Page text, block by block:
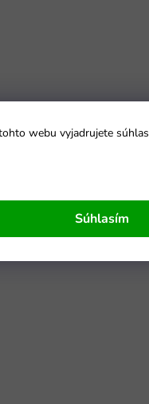
webu vyjadrujete
Súhlasím